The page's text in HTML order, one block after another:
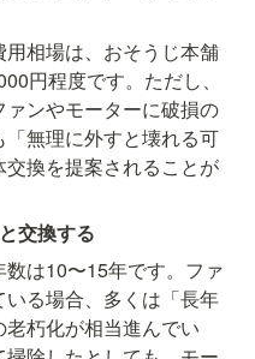
相場は、おそうじ本舗
円程度です。ただし、
ンやモーターに破損の
無理に外すと壊れる可
換を提案されることが
交換する
は10〜15年です。ファ
る場合、多くは「長年
朽化が相当進んでい